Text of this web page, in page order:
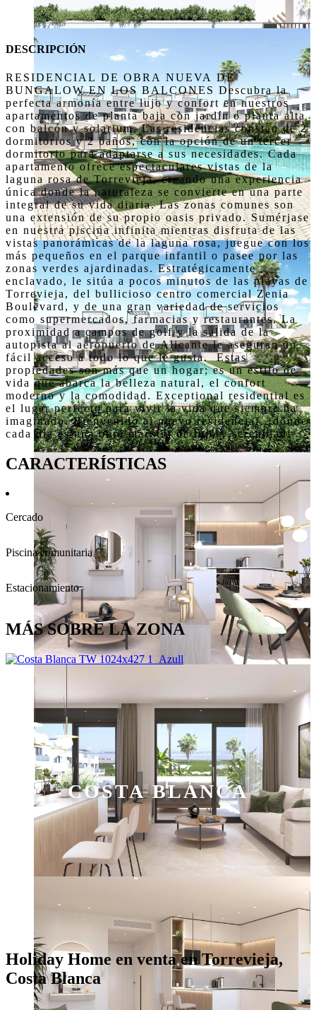
DESCRIPCIÓN
RESIDENCIAL DE OBRA NUEVA DE
BUNGALOW EN LOS BALCONES Descubra la
perfecta armonía entre lujo y confort en nuestros
apartamentos de planta baja con jardín o planta alta
con balcón y solarium. Las residencias constan de 2
dormitorios y 2 baños, con la opción de un tercer
dormitorio para adaptarse a sus necesidades. Cada
apartamento ofrece espectaculares vistas de la
laguna rosa de Torrevieja, creando una experiencia
única donde la naturaleza se convierte en una parte
integral de su vida diaria. Las zonas comunes son
una extensión de su propio oasis privado. Sumérjase
en nuestra piscina infinita mientras disfruta de las
vistas panorámicas de la laguna rosa, juegue con los
más pequeños en el parque infantil o pasee por las
zonas verdes ajardinadas. Estratégicamente
enclavado, le sitúa a pocos minutos de las playas de
Torrevieja, del bullicioso centro comercial Zenia
Boulevard, y de una gran variedad de servicios
como supermercados, farmacias y restaurantes. La
proximidad a campos de golf y la salida de la
autopista al aeropuerto de Alicante le aseguran un
fácil acceso a todo lo que le gusta.  Estas
propiedades son más que un hogar; es un estilo de
vida que abarca la belleza natural, el confort
moderno y la comodidad. Exceptional residential es
el lugar perfecto para vivir la vida que siempre ha
imaginado. Bienvenido al nuevo residencial, ¡donde
cada día es una obra maestra de lujo y serenidad!
CARACTERÍSTICAS
Cercado
Piscina comunitaria
Estacionamiento
MÁS SOBRE LA ZONA
COSTA BLANCA
Holiday Home en venta en Torrevieja,
Costa Blanca